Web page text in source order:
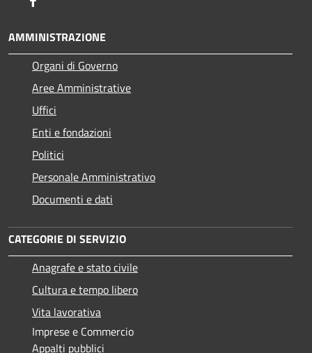
AMMINISTRAZIONE
Organi di Governo
Aree Amministrative
Uffici
Enti e fondazioni
Politici
Personale Amministrativo
Documenti e dati
CATEGORIE DI SERVIZIO
Anagrafe e stato civile
Cultura e tempo libero
Vita lavorativa
Imprese e Commercio
Appalti pubblici